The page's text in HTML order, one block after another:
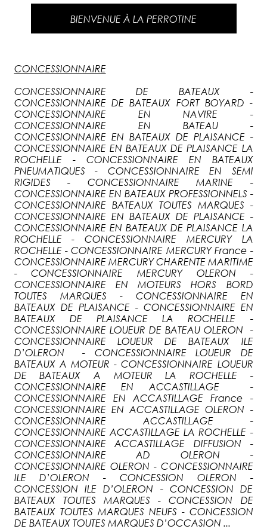
BIENVENUE À LA PERROTINE
CONCESSIONNAIRE
CONCESSIONNAIRE DE BATEAUX -
CONCESSIONNAIRE DE BATEAUX FORT BOYARD -
CONCESSIONNAIRE EN NAVIRE -
CONCESSIONNAIRE EN BATEAU -
CONCESSIONNAIRE EN BATEAUX DE PLAISANCE -
CONCESSIONNAIRE EN BATEAUX DE PLAISANCE LA
ROCHELLE - CONCESSIONNAIRE EN BATEAUX
PNEUMATIQUES - CONCESSIONNAIRE EN SEMI
RIGIDES - CONCESSIONNAIRE MARINE -
CONCESSIONNAIRE EN BATEAUX PROFESSIONNELS -
CONCESSIONNAIRE BATEAUX TOUTES MARQUES -
CONCESSIONNAIRE EN BATEAUX DE PLAISANCE -
CONCESSIONNAIRE EN BATEAUX DE PLAISANCE LA
ROCHELLE - CONCESSIONNAIRE MERCURY LA
ROCHELLE - CONCESSIONNAIRE MERCURY France -
CONCESSIONNAIRE MERCURY CHARENTE MARITIME
- CONCESSIONNAIRE MERCURY OLERON -
CONCESSIONNAIRE EN MOTEURS HORS BORD
TOUTES MARQUES - CONCESSIONNAIRE EN
BATEAUX DE PLAISANCE - CONCESSIONNAIRE EN
BATEAUX DE PLAISANCE LA ROCHELLE -
CONCESSIONNAIRE LOUEUR DE BATEAU OLERON -
CONCESSIONNAIRE LOUEUR DE BATEAUX ILE
D’OLERON - CONCESSIONNAIRE LOUEUR DE
BATEAUX A MOTEUR - CONCESSIONNAIRE LOUEUR
DE BATEAUX A MOTEUR LA ROCHELLE -
CONCESSIONNAIRE EN ACCASTILLAGE -
CONCESSIONNAIRE EN ACCASTILLAGE France -
CONCESSIONNAIRE EN ACCASTILLAGE OLERON -
CONCESSIONNAIRE ACCASTILLAGE -
CONCESSIONNAIRE ACCASTILLAGE LA ROCHELLE -
CONCESSIONNAIRE ACCASTILLAGE DIFFUSION -
CONCESSIONNAIRE AD OLERON -
CONCESSIONNAIRE OLERON - CONCESSIONNAIRE
ILE D’OLERON - CONCESSION OLERON -
CONCESSION ILE D’OLERON - CONCESSION DE
BATEAUX TOUTES MARQUES - CONCESSION DE
BATEAUX TOUTES MARQUES NEUFS - CONCESSION
DE BATEAUX TOUTES MARQUES D’OCCASION ...